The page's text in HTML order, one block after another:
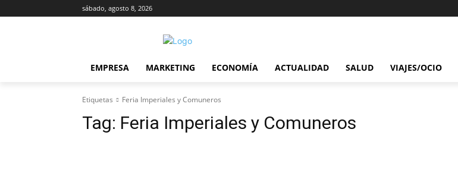
sábado, agosto 8, 2026
EMPRESA MARKETING ECONOMÍA ACTUALIDAD SALUD VIAJES/OCIO
Etiquetas Feria Imperiales y Comuneros
Tag: Feria Imperiales y Comuneros